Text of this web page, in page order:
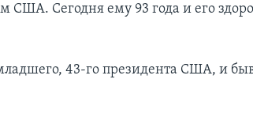
Сегодня ему 93 года и его
43-го президента США, и